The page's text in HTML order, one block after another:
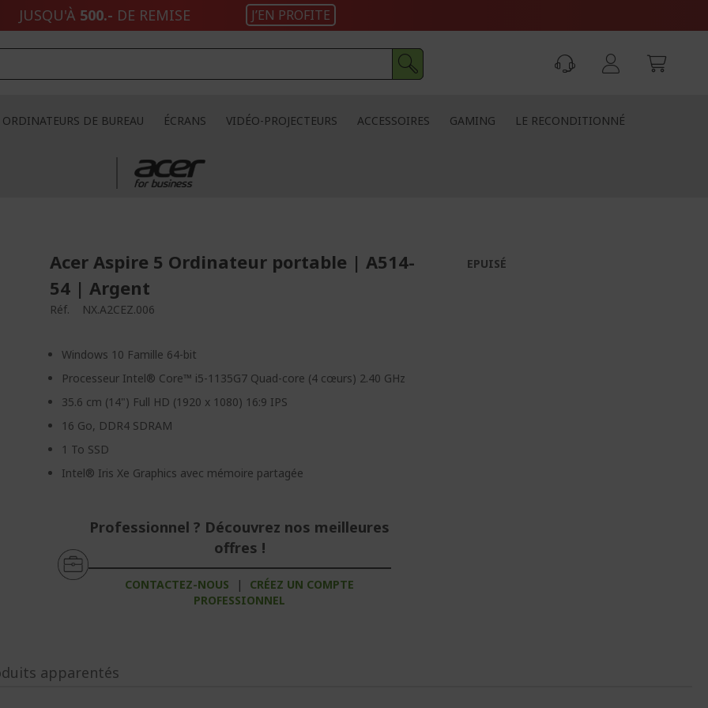
JUSQU'À 500.- DE REMISE J’EN PROFITE
ORDINATEURS DE BUREAU ÉCRANS VIDÉO-PROJECTEURS ACCESSOIRES GAMING LE RECONDITIONNÉ
Acer Aspire 5 Ordinateur portable | A514-
54 | Argent
Réf. NX.A2CEZ.006
Windows 10 Famille 64-bit
Processeur Intel® Core™ i5-1135G7 Quad-core (4 cœurs) 2.40 GHz
35.6 cm (14") Full HD (1920 x 1080) 16:9 IPS
16 Go, DDR4 SDRAM
1 To SSD
Intel® Iris Xe Graphics avec mémoire partagée
Professionnel ? Découvrez nos meilleures
offres !
CONTACTEZ-NOUS |
CRÉEZ UN COMPTE
PROFESSIONNEL
EPUISÉ
apparentés